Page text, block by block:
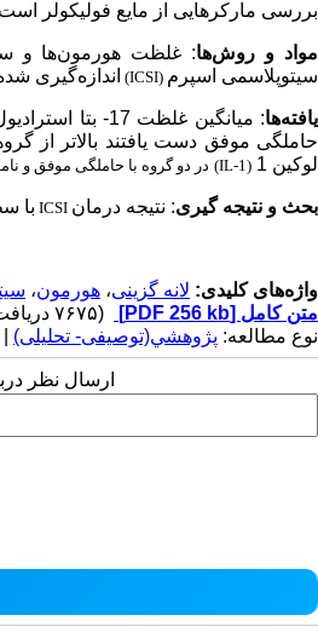
بررسی مارکرهایی از مایع فولیکولر است
مواد و روش‌ها: غلظت هورمون‌ها و
سیتوپلاسمی اسپرم (ICSI) اندازه‌گیری
یافته‌ها: میانگین غلظت 17- بتا استرادیول
حاملگی موفق دست یافتند بالاتر از
لوکین 1
(IL-1) در دو گروه با حاملگی موفق و
بحث و نتیجه گیری: نتیجه درمان ICSI با
واژه‌های کلیدی: لانه گزینی، هورمون،
متن کامل [PDF 256 kb]
(۷۶۷۵ دریافت)
نوع مطالعه: پژوهشي(توصیفی- تحلیلی)
ارسال نظر